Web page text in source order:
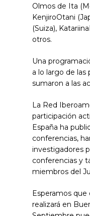
Olmos de Ita
KenjiroOtani
(Suiza),
otros.
Una
a lo largo de las
sumaron a las
La Red
participación
España ha
conferencias,
investigadores
conferencias y
miembros del
Esperamos que
realizará en